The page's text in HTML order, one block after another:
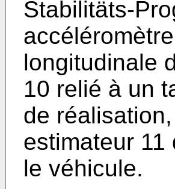
Stabilitäts-
longitudinale
10 relié à un
de
estimateur
le véhicule.